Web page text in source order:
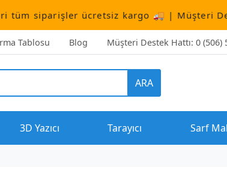
siparişler ücretsiz kargo 🚚 | Müşteri Destek:
Tablosu Blog Müşteri Destek Hattı: 0 (506)
ARA
3D Yazıcı Tarayıcı Sarf